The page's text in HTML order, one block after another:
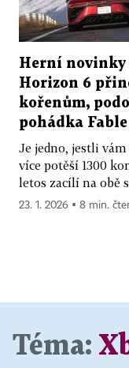
Herní novinky
Horizon 6
kořenům,
pohádka Fable
Je jedno, jestli
více potěší 1300
letos zacílí na obě
23. 1. 2026 ▪ 8 min.
Téma: